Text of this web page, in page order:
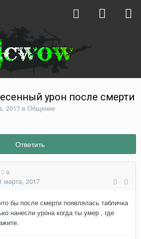
урон после смерти
2017 в Общение
Ответить
0
марта, 2017
бы после смерти появлялась табличка
нанесли урона когда ты умер , где